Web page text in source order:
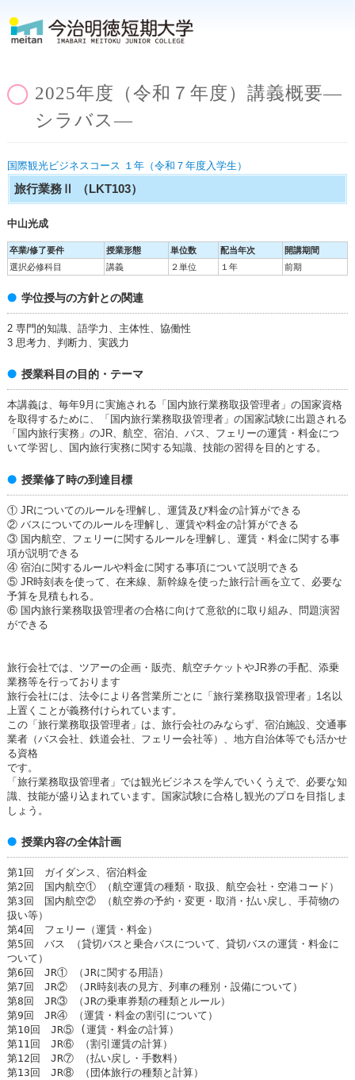
2025年度（令和７年度）講義概要―
シラバス―
国際観光ビジネスコース １年（令和７年度入学生）
旅行業務Ⅱ （LKT103）
中山光成
卒業/修了要件 授業形態 単位数 配当年次
開講期間
選択必修科目
講義 ２単位 １年 前期
学位授与の方針との関連
2 専門的知識、語学力、主体性、協働性
3 思考力、判断力、実践力
授業科目の目的・テーマ
本講義は、毎年9月に実施される「国内旅行業務取扱管理者」の国家資格
を取得するために、「国内旅行業務取扱管理者」の国家試験に出題される
「国内旅行実務」のJR、航空、宿泊、バス、フェリーの運賃・料金につ
いて学習し、国内旅行実務に関する知識、技能の習得を目的とする。
授業修了時の到達目標
① JRについてのルールを理解し、運賃及び料金の計算ができる
② バスについてのルールを理解し、運賃や料金の計算ができる
③ 国内航空、フェリーに関するルールを理解し、運賃・料金に関する事
項が説明できる
④ 宿泊に関するルールや料金に関する事項について説明できる
⑤ JR時刻表を使って、在来線、新幹線を使った旅行計画を立て、必要な
予算を見積もれる。
⑥ 国内旅行業務取扱管理者の合格に向けて意欲的に取り組み、問題演習
ができる
旅行会社では、ツアーの企画・販売、航空チケットやJR券の手配、添乗
業務等を行っております
旅行会社には、法令により各営業所ごとに「旅行業務取扱管理者」1名以
上置くことが義務付けられています。
この「旅行業務取扱管理者」は、旅行会社のみならず、宿泊施設、交通事
業者（バス会社、鉄道会社、フェリー会社等）、地方自治体等でも活かせ
る資格
です。
「旅行業務取扱管理者」では観光ビジネスを学んでいくうえで、必要な知
識、技能が盛り込まれています。国家試験に合格し観光のプロを目指しま
しょう。
授業内容の全体計画
第1回 ガイダンス、宿泊料金
第2回 国内航空① （航空運賃の種類・取扱、航空会社・空港コード）
第3回 国内航空② （航空券の予約・変更・取消・払い戻し、手荷物の
扱い等）
第4回 フェリー（運賃・料金）
第5回 バス （貸切バスと乗合バスについて、貸切バスの運賃・料金に
ついて）
第6回 JR① （JRに関する用語）
第7回 JR② （JR時刻表の見方、列車の種別・設備について）
第8回 JR③ （JRの乗車券類の種類とルール）
第9回 JR④ （運賃・料金の割引について）
第10回 JR⑤ (運賃・料金の計算）
第11回 JR⑥ （割引運賃の計算）
第12回 JR⑦ （払い戻し・手数料）
第13回 JR⑧ （団体旅行の種類と計算）